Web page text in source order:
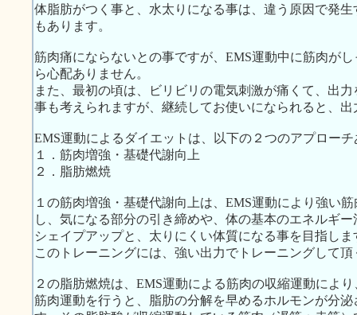
体脂肪がつく事と、水太りになる事は、違う原因で発
もあります。
筋肉痛にならないとの事ですが、EMS運動中に筋肉が
ら心配ありません。
また、最初の頃は、ビリビリの電気刺激が痛くて、出
事も考えられますが、継続してお使いになられると、
EMS運動によるダイエットは、以下の２つのアプロー
１．筋肉増強・基礎代謝向上
２．脂肪燃焼
１の筋肉増強・基礎代謝向上は、EMS運動により強い
し、気になる部分の引き締めや、体の基本のエネルギ
シェイプアップと、太りにくい体質になる事を目指しま
このトレーニングには、強い出力でトレーニングして
２の脂肪燃焼は、EMS運動による筋肉の収縮運動によ
筋肉運動を行うと、脂肪の分解を早めるホルモンが分